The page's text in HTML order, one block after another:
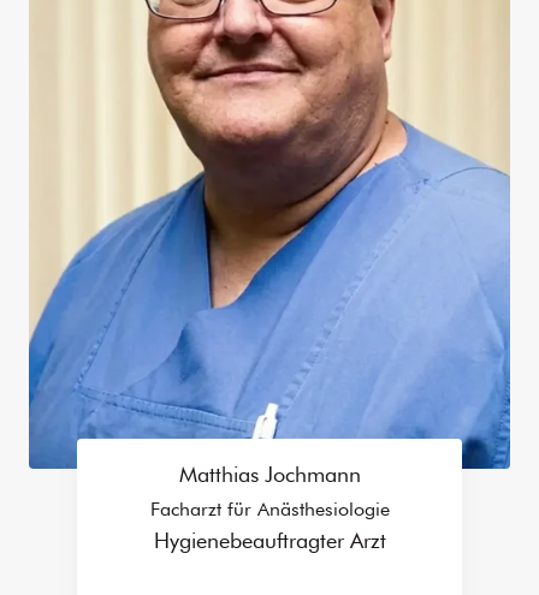
Matthias Jochmann
Facharzt für Anästhesiologie
Hygienebeauftragter Arzt